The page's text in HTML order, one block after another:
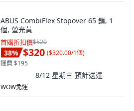
ABUS CombiFlex Stopover 65 鎖, 1
個, 螢光黃
首購折扣價$520
38% $320 ($320.00/1個)
運費 $195
8/12 星期三 預計送達
WOW免運